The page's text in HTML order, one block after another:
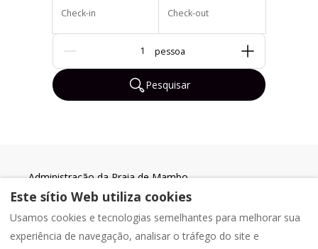
Check-in Check-out
Pessoas
Pesquisar
Administração da Praia de Mambo
Acomodações em Mambo Beach
CNPJ: 158472 (Registro Comercial da Câmara de
Comércio e Indústria de Curaçao)
Este sítio Web utiliza cookies
Usamos cookies e tecnologias semelhantes para melhorar sua
experiência de navegação, analisar o tráfego do site e